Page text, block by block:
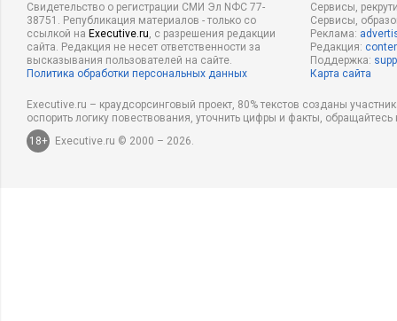
Свидетельство о регистрации СМИ Эл NФС 77-
38751. Републикация материалов - только со
ссылкой на Executive.ru, с разрешения редакции
сайта. Редакция не несет ответственности за
высказывания пользователей на сайте.
Политика обработки персональных данных
Сервисы,
Сервисы,
Реклама:
Редакция:
Поддержка:
Карта сайта
Executive.ru – краудсорсинговый проект, 80% текстов созданы
оспорить логику повествования, уточнить цифры и факты,
18+
Executive.ru © 2000 – 2026.